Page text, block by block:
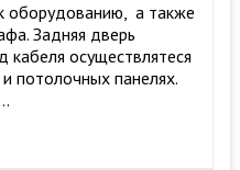
оборудованию, а также
Задняя дверь
осуществлятеся
потолочных панелях.